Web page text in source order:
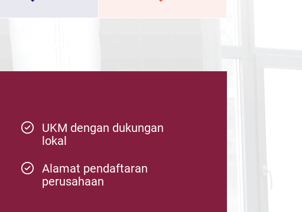
UKM dengan dukungan
lokal
Alamat pendaftaran
perusahaan